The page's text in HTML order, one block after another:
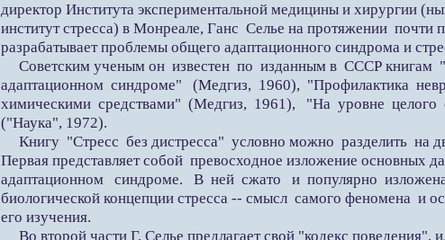
директор Института экспериментальной медицины и хирургии
институт стресса) в Монреале, Ганс Селье на протяжении почти
разрабатывает проблемы общего адаптационного синдрома и
Советским ученым он известен по изданным в СССР книгам
адаптационном синдроме" (Медгиз, 1960), "Профилактика
химическими средствами" (Медгиз, 1961), "На уровне целого
("Наука", 1972).
Книгу "Стресс без дистресса" условно можно разделить на
Первая представляет собой превосходное изложение основных
адаптационном синдроме. В ней сжато и популярно
биологической концепции стресса -- смысл самого феномена и
его изучения.
Во второй части Г. Селье предлагает свой "кодекс поведения",